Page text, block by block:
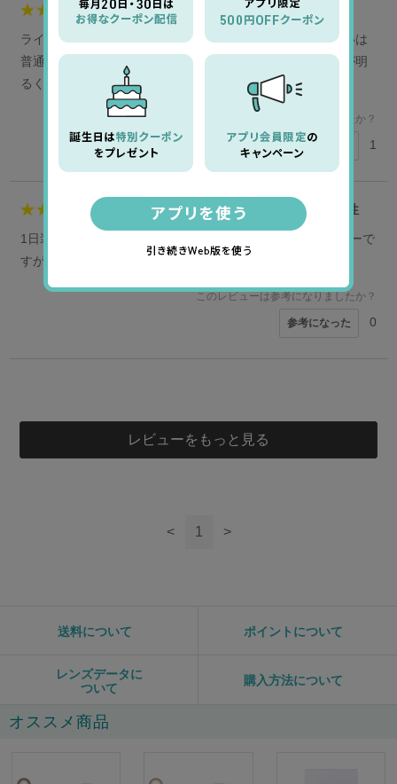
5 herbpoint様
ライブやパーティなどの外出時に使っています。（普段使いは
普通のキエトワンデーです）。とにかく装着感がよく、瞳が明
るくクッキリとして気に入っています。
このレビューは参考になりましたか？
参考になった 1
ジョーママ様 40代 女性
1日装着しても外すまで乾きも感じず快適です。自然なカラーで
すが、目が大きく輝いて見えるので、気に入ってます。
このレビューは参考になりましたか？
参考になった 0
このレビューは参考になりましたか？
レビューをもっと見る
< 1 >
送料について ポイントについて
レンズデータに
ついて
購入方法について
オススメ商品